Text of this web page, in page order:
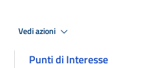
Vedi azioni
Punti di Interesse